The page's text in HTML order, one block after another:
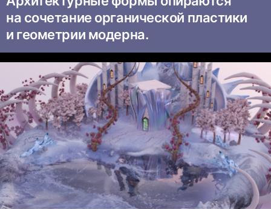
на сочетание органической пластики
и геометрии модерна.